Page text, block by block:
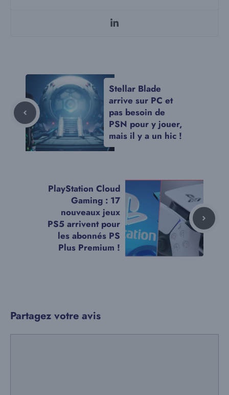
Stellar Blade
arrive sur PC et
pas besoin de
PSN pour y jouer,
mais il y a un hic !
PlayStation Cloud
Gaming : 17
nouveaux jeux
PS5 arrivent pour
les abonnés PS
Plus Premium !
Partagez votre avis